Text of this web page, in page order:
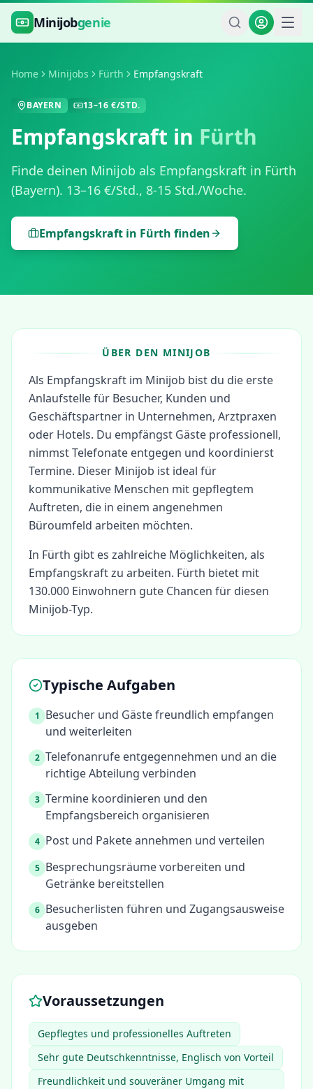
Zum Hauptinhalt springen
Minijobgenie
Home Minijobs Fürth Empfangskraft
BAYERN 13–16 €/STD.
Empfangskraft in Fürth
Finde deinen Minijob als Empfangskraft in Fürth
(Bayern). 13–16 €/Std., 8-15 Std./Woche.
Empfangskraft in Fürth finden
ÜBER DEN MINIJOB
Als Empfangskraft im Minijob bist du die erste
Anlaufstelle für Besucher, Kunden und
Geschäftspartner in Unternehmen, Arztpraxen
oder Hotels. Du empfängst Gäste professionell,
nimmst Telefonate entgegen und koordinierst
Termine. Dieser Minijob ist ideal für
kommunikative Menschen mit gepflegtem
Auftreten, die in einem angenehmen
Büroumfeld arbeiten möchten.
In Fürth gibt es zahlreiche Möglichkeiten, als
Empfangskraftzu arbeiten. Fürth bietet mit
130.000 Einwohnern gute Chancen für diesen
Minijob-Typ.
Typische Aufgaben
1
Besucher und Gäste freundlich empfangen
und weiterleiten
2 Telefonanrufe entgegennehmen und an die
richtige Abteilung verbinden
3 Termine koordinieren und den
Empfangsbereich organisieren
4 Post und Pakete annehmen und verteilen
5 Besprechungsräume vorbereiten und
Getränke bereitstellen
6 Besucherlisten führen und Zugangsausweise
ausgeben
Voraussetzungen
Gepflegtes und professionelles Auftreten
Sehr gute Deutschkenntnisse, Englisch von Vorteil
Freundlichkeit und souveräner Umgang mit